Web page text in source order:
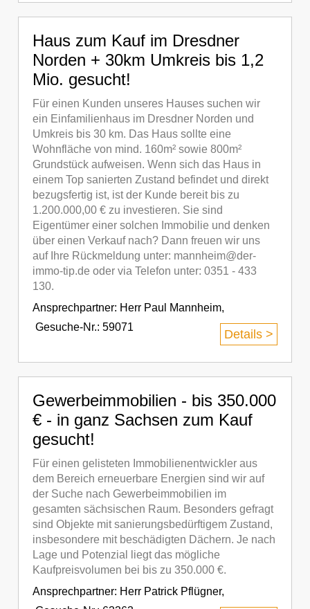
Haus zum Kauf im Dresdner
Norden + 30km Umkreis bis 1,2
Mio. gesucht!
Für einen Kunden unseres Hauses suchen wir
ein Einfamilienhaus im Dresdner Norden und
Umkreis bis 30 km. Das Haus sollte eine
Wohnfläche von mind. 160m² sowie 800m²
Grundstück aufweisen. Wenn sich das Haus in
einem Top sanierten Zustand befindet und direkt
bezugsfertig ist, ist der Kunde bereit bis zu
1.200.000,00 € zu investieren. Sie sind
Eigentümer einer solchen Immobilie und denken
über einen Verkauf nach? Dann freuen wir uns
auf Ihre Rückmeldung unter: mannheim@der-
immo-tip.de oder via Telefon unter: 0351 - 433
130.
Ansprechpartner: Herr Paul Mannheim,
Gesuche-Nr.: 59071
Details >
Gewerbeimmobilien - bis 350.000
€ - in ganz Sachsen zum Kauf
gesucht!
Für einen gelisteten Immobilienentwickler aus
dem Bereich erneuerbare Energien sind wir auf
der Suche nach Gewerbeimmobilien im
gesamten sächsischen Raum. Besonders gefragt
sind Objekte mit sanierungsbedürftigem Zustand,
insbesondere mit beschädigten Dächern. Je nach
Lage und Potenzial liegt das mögliche
Kaufpreisvolumen bei bis zu 350.000 €.
Ansprechpartner: Herr Patrick Pflügner,